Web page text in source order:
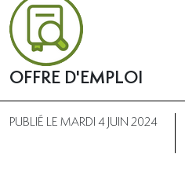
OFFRE D'EMPLOI
PUBLIÉ LE MARDI 4 JUIN 2024